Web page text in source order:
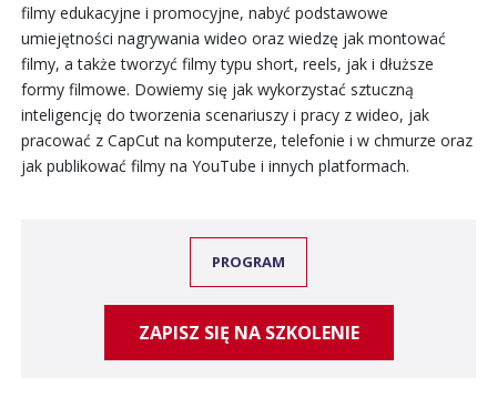
filmy edukacyjne i promocyjne, nabyć podstawowe
umiejętności nagrywania wideo oraz wiedzę jak montować
filmy, a także tworzyć filmy typu short, reels, jak i dłuższe
formy filmowe. Dowiemy się jak wykorzystać sztuczną
inteligencję do tworzenia scenariuszy i pracy z wideo, jak
pracować z CapCut na komputerze, telefonie i w chmurze oraz
jak publikować filmy na YouTube i innych platformach.
PROGRAM
ZAPISZ SIĘ NA SZKOLENIE